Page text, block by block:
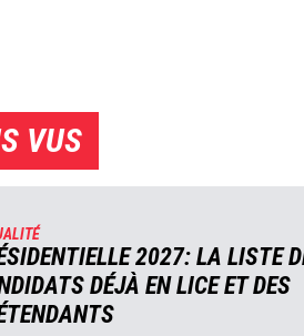
VUS
2027: LA LISTE
DÉJÀ EN LICE ET DES